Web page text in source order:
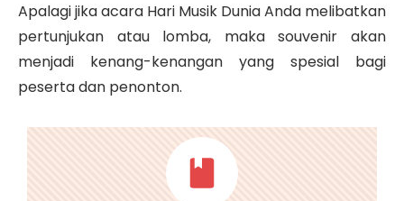
Apalagi jika acara Hari Musik Dunia Anda melibatkan
pertunjukan atau lomba, maka souvenir akan
menjadi kenang-kenangan yang spesial bagi
peserta dan penonton.